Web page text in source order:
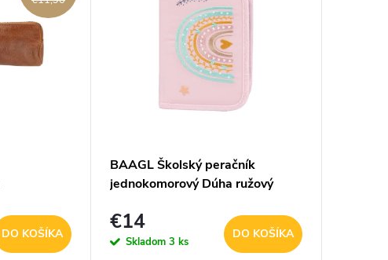
DO KOŠÍKA
BAAGL Školský peračník
jednokomorový Dúha ružový
€14
Skladom 3 ks
DO KOŠÍKA